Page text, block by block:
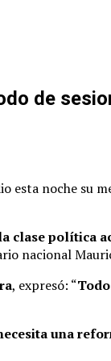
de
noche su
clase política
nacional
, expresó: “
una